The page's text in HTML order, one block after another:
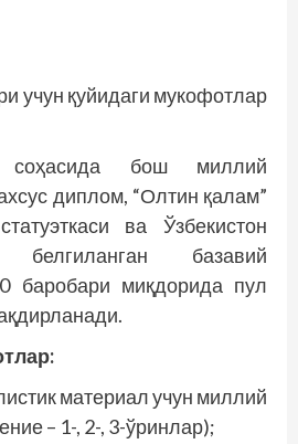
учун қуйидаги мукофотлар
соҳасида бош миллий
дип­лом, “Олтин қалам”
ва Ўзбекистон
белгиланган базавий
баробари миқдорида пул
материал учун миллий
– 1-, 2-, 3-ўринлар);